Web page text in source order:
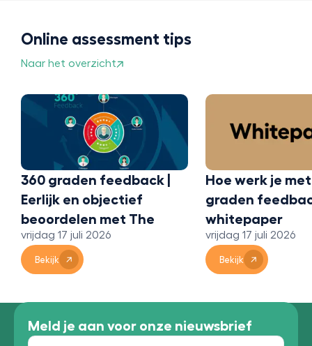
Online assessment tips
Naar het overzicht
360 graden feedback |
Eerlijk en objectief
beoordelen met The
Bridge 360
vrijdag 17 juli 2026
Bekijk
Hoe werk je
graden
whitepaper
vrijdag 17 juli 2026
Bekijk
Meld je aan voor onze nieuwsbrief